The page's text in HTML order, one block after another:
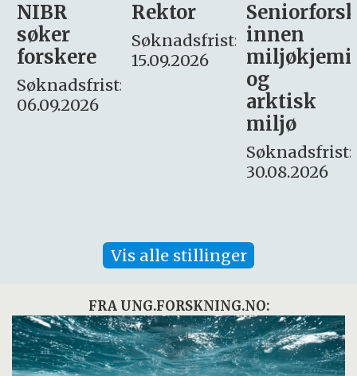
Rektor
Søknadsfrist:
15.09.2026
Seniorforsker
innen
miljøkjemi
søker
– fast
Søknadsfrist:
16. august.
Vis alle stillinger
FRA UNG.FORSKNING.NO: